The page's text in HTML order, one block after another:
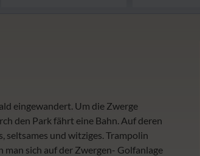
eingewandert. Um die Zwerge
den Park fährt eine Bahn. Auf deren
seltsames und witziges. Trampolin
sich auf der Zwergen- Golfanlage